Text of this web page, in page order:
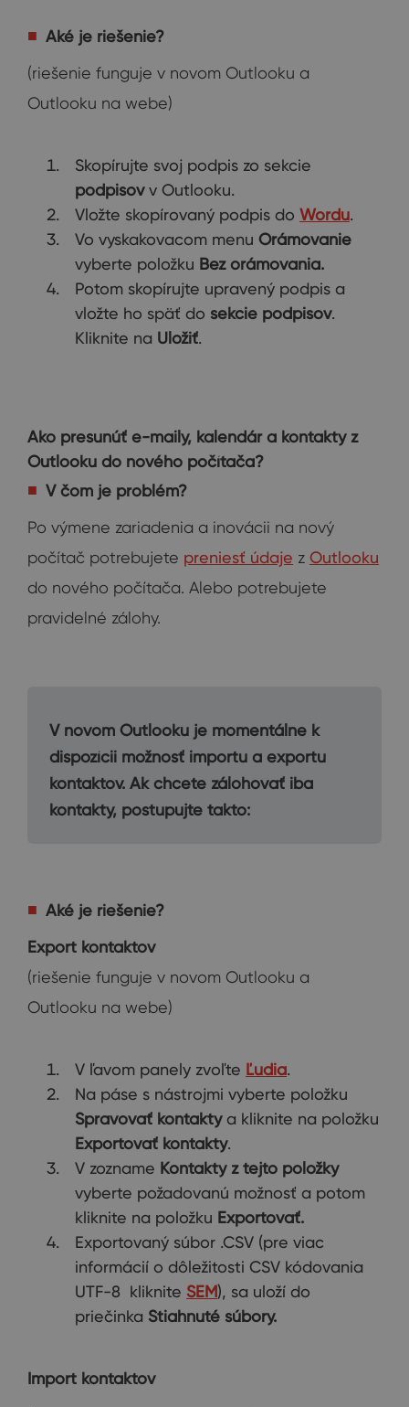
Aké je riešenie?
(riešenie funguje v novom Outlooku a
Outlooku na webe)
Skopírujte svoj podpis zo sekcie
podpisovv Outlooku.
Vložte skopírovaný podpis do Wordu.
Vo vyskakovacom menu Orámovanie
vyberte položku Bez orámovania.
Potom skopírujte upravený podpis a
vložte ho späť do sekcie podpisov.
Kliknite na Uložiť.
Ako presunúť e-maily, kalendár a kontakty z
Outlooku do nového počítača?
V čom je problém?
Po výmene zariadenia a inovácii na nový
počítač potrebujete preniesť údaje z Outlooku
do nového počítača. Alebo potrebujete
pravidelné zálohy.
V novom Outlooku je momentálne k
dispozícii možnosť importu a exportu
kontaktov. Ak chcete zálohovať iba
kontakty, postupujte takto:
Aké je riešenie?
Export kontaktov
(riešenie funguje v novom Outlooku a
Outlooku na webe)
V ľavom panely zvoľte Ľudia.
Na páse s nástrojmi vyberte položku
Spravovať kontaktya kliknite na položku
Exportovať kontakty.
V zozname Kontakty z tejto položky
vyberte požadovanú možnosť a potom
kliknite na položku Exportovať.
Exportovaný súbor .CSV (pre viac
informácií o dôležitosti CSV kódovania
UTF-8 kliknite SEM), sa uloží do
priečinka Stiahnuté súbory.
Import kontaktov